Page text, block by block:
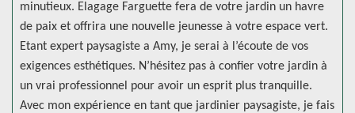
minutieux. Elagage Farguette fera de votre jardin un havre
de paix et offrira une nouvelle jeunesse à votre espace vert.
Etant expert paysagiste a Amy, je serai à l’écoute de vos
exigences esthétiques. N’hésitez pas à confier votre jardin à
un vrai professionnel pour avoir un esprit plus tranquille.
Avec mon expérience en tant que jardinier paysagiste, je fais